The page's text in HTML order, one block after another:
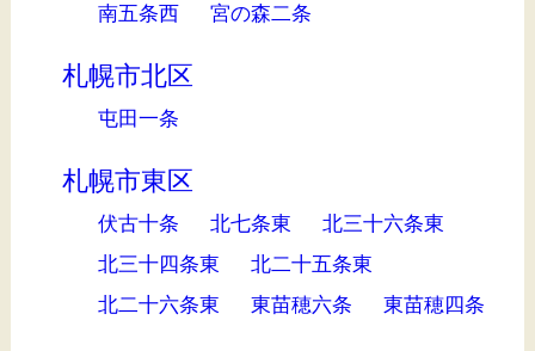
南五条西 宮の森二条
札幌市北区
屯田一条
札幌市東区
伏古十条 北七条東
北三十六条東
北三十四条東
北二十五条東
北二十六条東
東苗穂六条 東苗穂四条